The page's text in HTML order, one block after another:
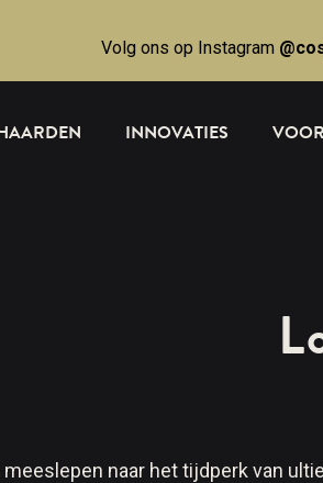
Volg ons op Instagram
INNOVATIES
meeslepen naar het tijdperk van